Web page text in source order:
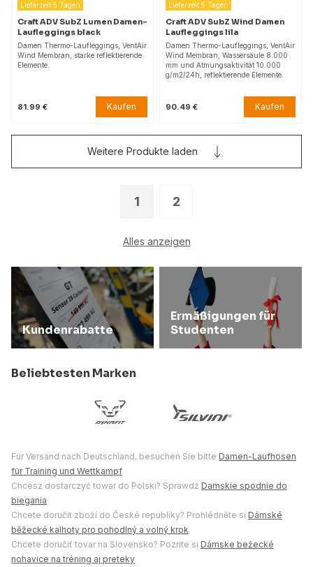
Lieferzeit 5 Tagen
Craft ADV SubZ Lumen Damen-
Laufleggings black
Damen Thermo-Laufleggings, VentAir
Wind Membran, starke reflektierende
Elemente.
81.99 € Kaufen
Lieferzeit 5 Tagen
Craft ADV SubZ Wind Damen
Laufleggings lila
Damen Thermo-Laufleggings, VentAir
Wind Membran, Wassersäule 8.000
mm und Atmungsaktivität 10.000
g/m2/24h, reflektierende Elemente.
90.49 € Kaufen
1 2
Alles anzeigen
Weitere Produkte laden
Kundenrabatte
Ermäßigungen für
Studenten
Beliebtesten Marken
Für Versand nach Deutschland, besuchen Sie bitte Damen-Laufhosen
für Training und Wettkampf
Chcesz dostarczyć towar do Polski? Sprawdź Damskie spodnie do
biegania
Chcete doručit zboží do České republiky? Prohlédněte si Dámské
běžecké kalhoty pro pohodlný a volný krok
Chcete doručiť tovar na Slovensko? Pozrite si Dámske bežecké
nohavice na tréning aj preteky